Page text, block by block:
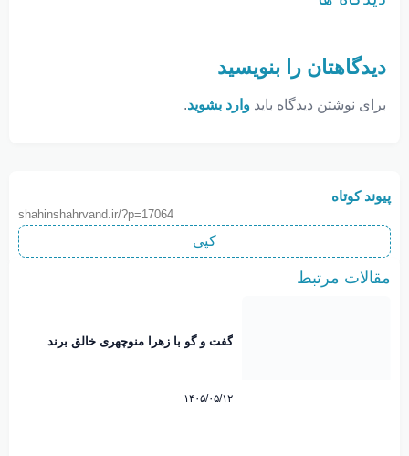
دیدگاهتان را بنویسید
برای نوشتن دیدگاه باید وارد بشوید.
پیوند کوتاه
shahinshahrvand.ir/?p=17064
کپی
مقالات مرتبط
گفت و گو با زهرا منوچهری خالق برند
۱۴۰۵/۰۵/۱۲